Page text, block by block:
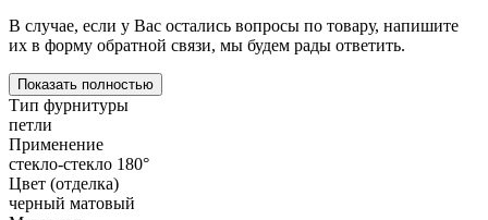
В случае, если у Вас остались вопросы по товару, напишите
их в форму обратной связи, мы будем рады ответить.
Показать полностью
Тип фурнитуры
петли
Применение
стекло-стекло 180°
Цвет (отделка)
черный матовый